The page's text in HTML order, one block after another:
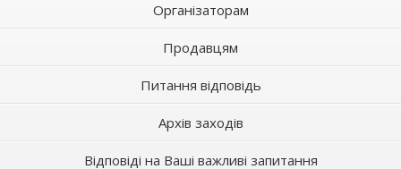
Організаторам
Продавцям
Питання відповідь
Архів заходів
Відповіді на Ваші важливі запитання